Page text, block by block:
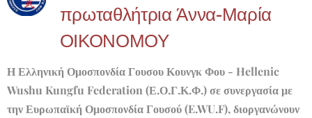
πρωταθλήτρια Άννα-Μαρία
ΟΙΚΟΝΟΜΟΥ
Η Ελληνική Ομοσπονδία Γουσου Κουνγκ Φου - Hellenic
Wushu Kungfu Federation (Ε.Ο.Γ.Κ.Φ.) σε συνεργασία με
την Ευρωπαϊκή Ομοσπονδία Γουσού (E.WU.F), διοργανώνουν